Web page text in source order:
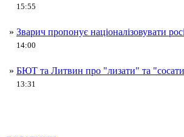
15:55
» Зварич пропонує націоналізовувати
14:00
» БЮТ та Литвин про "лизати" та
13:31